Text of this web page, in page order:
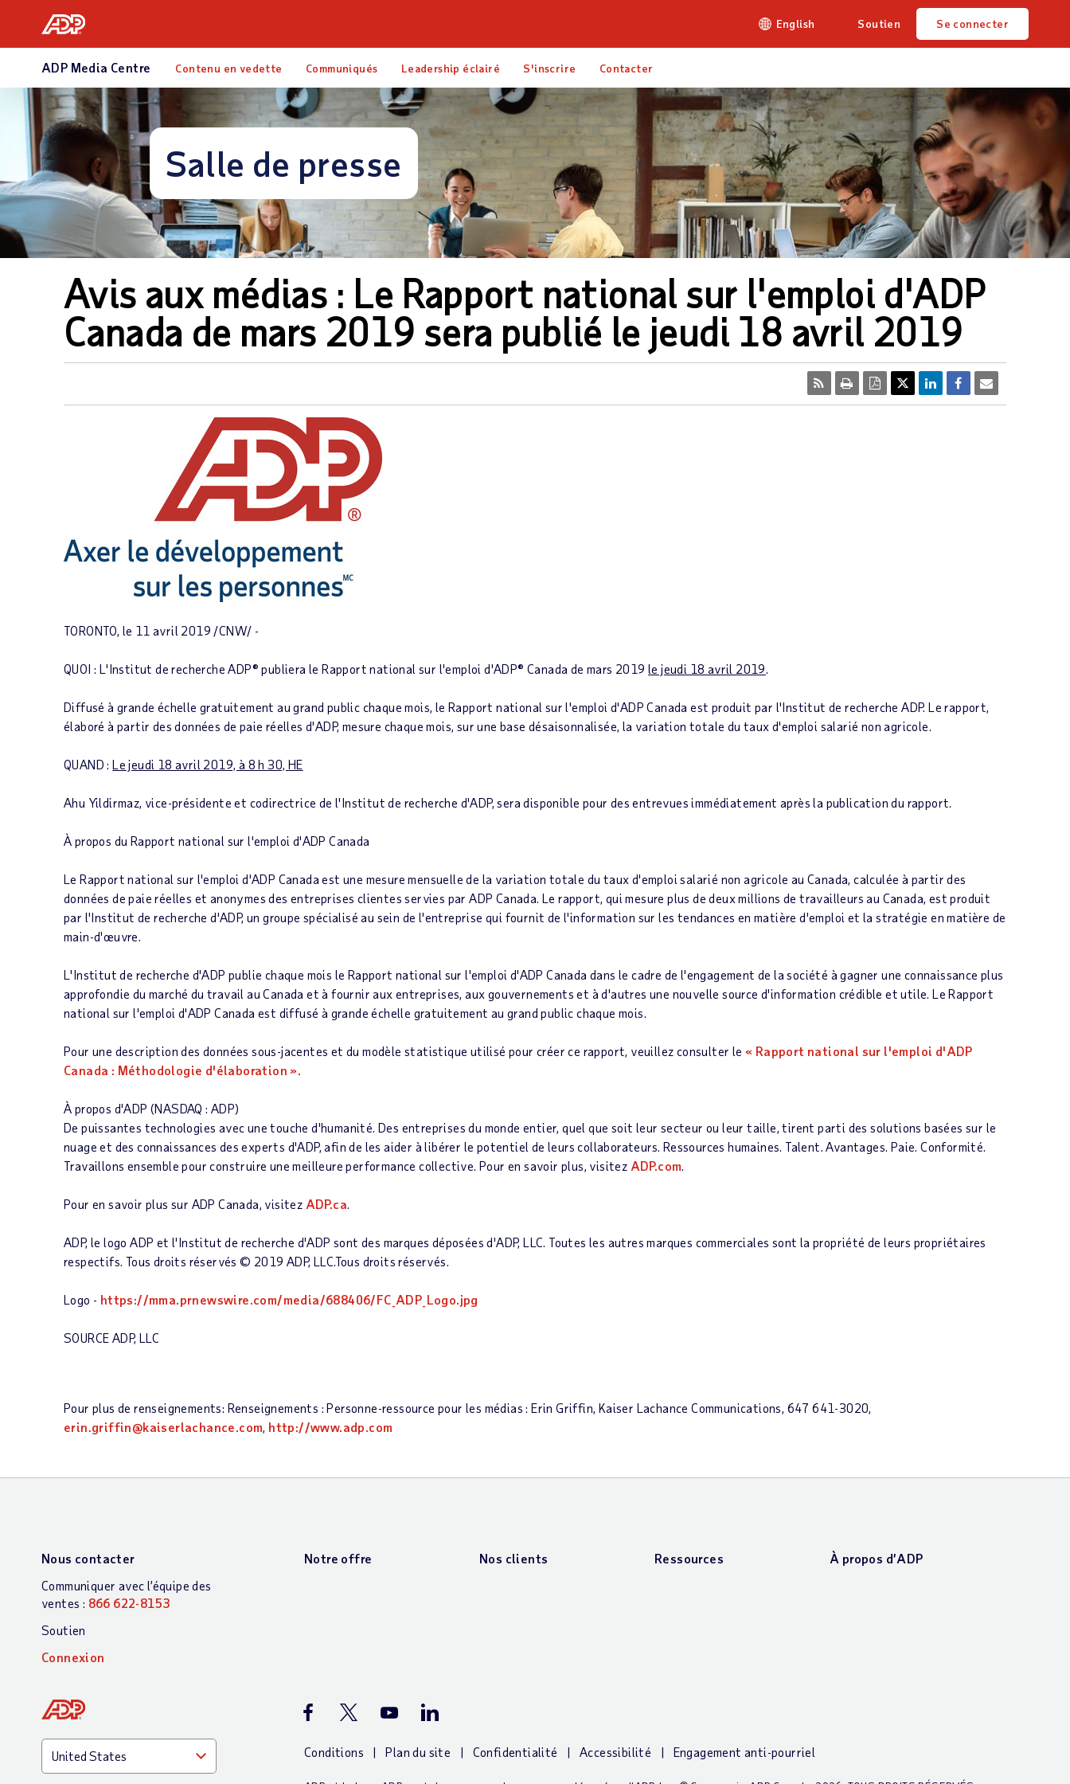
English Soutien Se connecter
ADP Media Centre Contenu en vedette Communiqués Leadership éclairé S'inscrire Contacter
Salle de presse
Avis aux médias : Le Rapport national sur l'emploi d'ADP
Canada de mars 2019 sera publié le jeudi 18 avril 2019
TORONTO, le 11 avril 2019 /CNW/ -
QUOI : L'Institut de recherche ADP® publiera leRapport national sur l'emploi d'ADP®Canada de mars 2019le jeudi 18 avril 2019.
Diffusé à grande échelle gratuitement au grand public chaque mois, le Rapport national sur l'emploi d'ADP Canada est produit par l'Institut de recherche ADP. Le rapport,
élaboré à partir des données de paie réelles d'ADP, mesure chaque mois, sur une base désaisonnalisée, la variation totale du taux d'emploi salarié non agricole.
QUAND :Le jeudi 18 avril 2019, à 8 h 30, HE
Ahu Yildirmaz, vice-présidente et codirectrice de l'Institut de recherche d'ADP, sera disponible pour des entrevues immédiatement après la publication du rapport.
À propos du Rapport national sur l'emploi d'ADP Canada
LeRapport national sur l'emploi d'ADP Canada est une mesure mensuelle de la variation totale du taux d'emploi salarié non agricole auCanada, calculée à partir des
données de paie réelles et anonymes des entreprises clientes servies par ADP Canada. Le rapport, qui mesure plus de deux millions de travailleurs au Canada, est produit
par l'Institut de recherche d'ADP, un groupe spécialisé au sein de l'entreprise qui fournit de l'information sur les tendances en matière d'emploi et la stratégie en matière de
main-d'œuvre.
L'Institut de recherche d'ADP publie chaque mois le Rapport national sur l'emploi d'ADP Canadadans le cadre de l'engagement de la société à gagner une connaissance plus
approfondie du marché du travail auCanada et à fournir aux entreprises, aux gouvernements et à d'autres une nouvelle source d'information crédible et utile. LeRapport
national sur l'emploi d'ADP Canada est diffusé à grande échelle gratuitement au grand public chaque mois.
Pour une description des données sous-jacentes et du modèle statistique utilisé pour créer ce rapport, veuillez consulter le « Rapport national sur l'emploi d'ADP
Canada : Méthodologie d'élaboration ».
À propos d'ADP(NASDAQ : ADP)
De puissantes technologies avec une touche d'humanité. Des entreprises du monde entier, quel que soit leur secteur ou leur taille, tirent parti des solutions basées sur le
nuage et des connaissances des experts d'ADP, afin de les aider à libérer le potentiel de leurs collaborateurs. Ressources humaines. Talent. Avantages. Paie. Conformité.
Travaillons ensemble pour construire une meilleure performance collective. Pour en savoir plus, visitez ADP.com.
Pour en savoir plus sur ADP Canada, visitez ADP.ca.
ADP, le logo ADP et l'Institut de recherche d'ADP sont des marques déposées d'ADP, LLC. Toutes les autres marques commerciales sont la propriété de leurs propriétaires
respectifs. Tous droits réservés © 2019 ADP, LLC.Tous droits réservés.
Logo - https://mma.prnewswire.com/media/688406/FC_ADP_Logo.jpg
SOURCE ADP, LLC
Pour plus de renseignements: Renseignements : Personne-ressource pour les médias : Erin Griffin, Kaiser Lachance Communications, 647 641-3020,
erin.griffin@kaiserlachance.com, http://www.adp.com
Nous contacter
Communiquer avec l’équipe des
ventes : 866 622-8153
Soutien
Connexion
Notre offre Nos clients Ressources À propos d’ADP
ADP Facebook Page
ADP X (Twitter) Page
ADP YouTube Channel
ADP LinkedIn Page
Conditions Plan du site Confidentialité Accessibilité Engagement anti-pourriel